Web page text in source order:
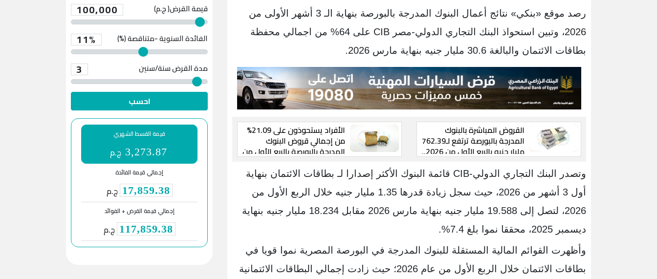
رصد موقع «بنكي» نتائج أعمال البنوك المدرجة بالبورصة بنهاية الـ 3 أشهر الأولى من
2026، وتبين استحواذ البنك التجاري الدولي-مصر CIB على 64% من اجمالي محفظة
بطاقات الائتمان والبالغة 30.6 مليار جنيه بنهاية مارس 2026.
القروض المباشرة بالبنوك
المدرجة بالبورصة ترتفع لـ762.39
مليار جنيه بالربع الأول من 2026..
المتحد الأسرع نموًا"
الأفراد يستحوذون على 21.09%
من إجمالي قروض البنوك
المدرجة بالبورصة بالربع الأول من
وتصدر البنك التجاري الدولي-CIB قائمة البنوك الأكثر إصدارا لـ بطاقات الائتمان بنهاية
أول 3 أشهر من 2026، حيث سجل زيادة قدرها 1.35 مليار جنيه خلال الربع الأول من
2026، لتصل إلى 19.588 مليار جنيه بنهاية مارس 2026 مقابل 18.234 مليار جنيه بنهاية
ديسمبر 2025، محققا نموا بلغ 7.4%.
وأظهرت القوائم المالية المستقلة للبنوك المدرجة في البورصة المصرية نموا قويا في
بطاقات الائتمان خلال الربع الأول من عام 2026؛ حيث زادت إجمالي البطاقات الائتمانية
قيمة القرض( ج.م) 100,000
الفائدة السنوية -متناقصة (%) 11%
مدة القرض 3 سنة/سنين
احسب
قيمة القسط الشهري
3,273.87 ج.م
إجمالي قيمة الفائدة
17,859.38 ج.م
إجمالي قيمة القرض + الفوائد
117,859.38 ج.م